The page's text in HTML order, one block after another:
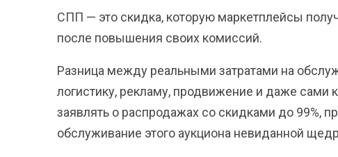
СПП — это скидка, которую маркетплейсы
после повышения своих комиссий.
Разница между реальными затратами на
логистику, рекламу, продвижение и даже сами
заявлять о распродажах со скидками до 99%,
обслуживание этого аукциона невиданной